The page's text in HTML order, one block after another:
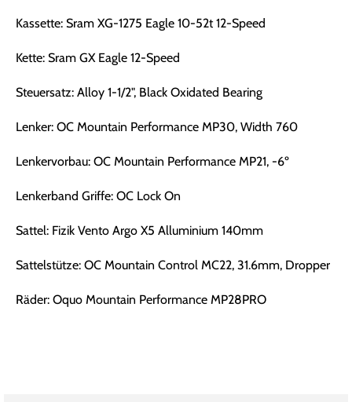
Kassette: Sram XG-1275 Eagle 10-52t 12-Speed
Kette: Sram GX Eagle 12-Speed
Steuersatz: Alloy 1-1/2", Black Oxidated Bearing
Lenker: OC Mountain Performance MP30, Width 760
Lenkervorbau: OC Mountain Performance MP21, -6º
Lenkerband Griffe: OC Lock On
Sattel: Fizik Vento Argo X5 Alluminium 140mm
Sattelstütze: OC Mountain Control MC22, 31.6mm, Dropper
Räder: Oquo Mountain Performance MP28PRO